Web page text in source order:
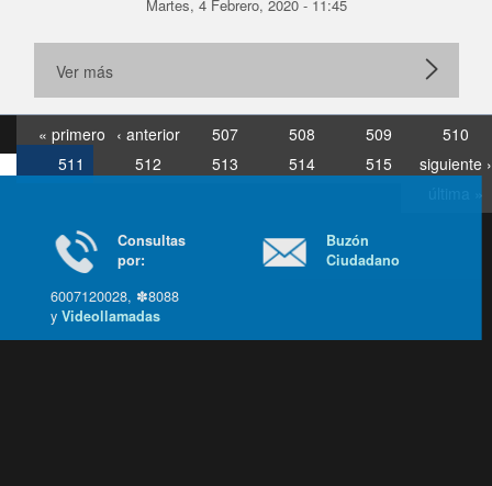
Martes, 4 Febrero, 2020 - 11:45
Ver más
« primero ‹ anterior 507 508 509
510
511
512 513 514 515
siguiente ›
última »
Consultas
por:
6007120028, ✽8088
yVideollamadas
Buzón
Ciudadano